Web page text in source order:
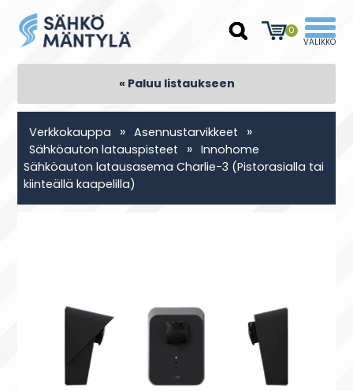
0
« Paluu listaukseen
Verkkokauppa » Asennustarvikkeet »
Sähköauton latauspisteet » Innohome
Sähköauton latausasema Charlie-3 (Pistorasialla tai
kiinteällä kaapelilla)